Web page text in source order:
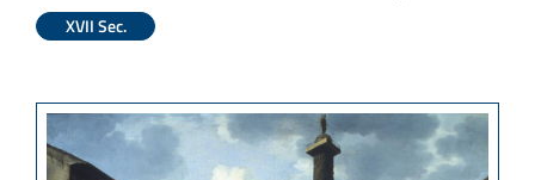
XVII Sec.